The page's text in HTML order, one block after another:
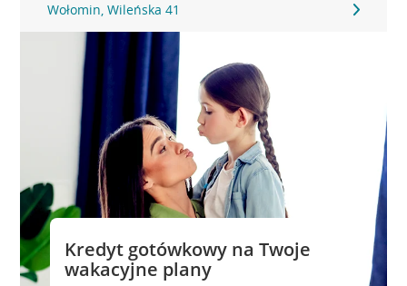
Wołomin, Wileńska 41
Kredyt gotówkowy na Twoje
wakacyjne plany